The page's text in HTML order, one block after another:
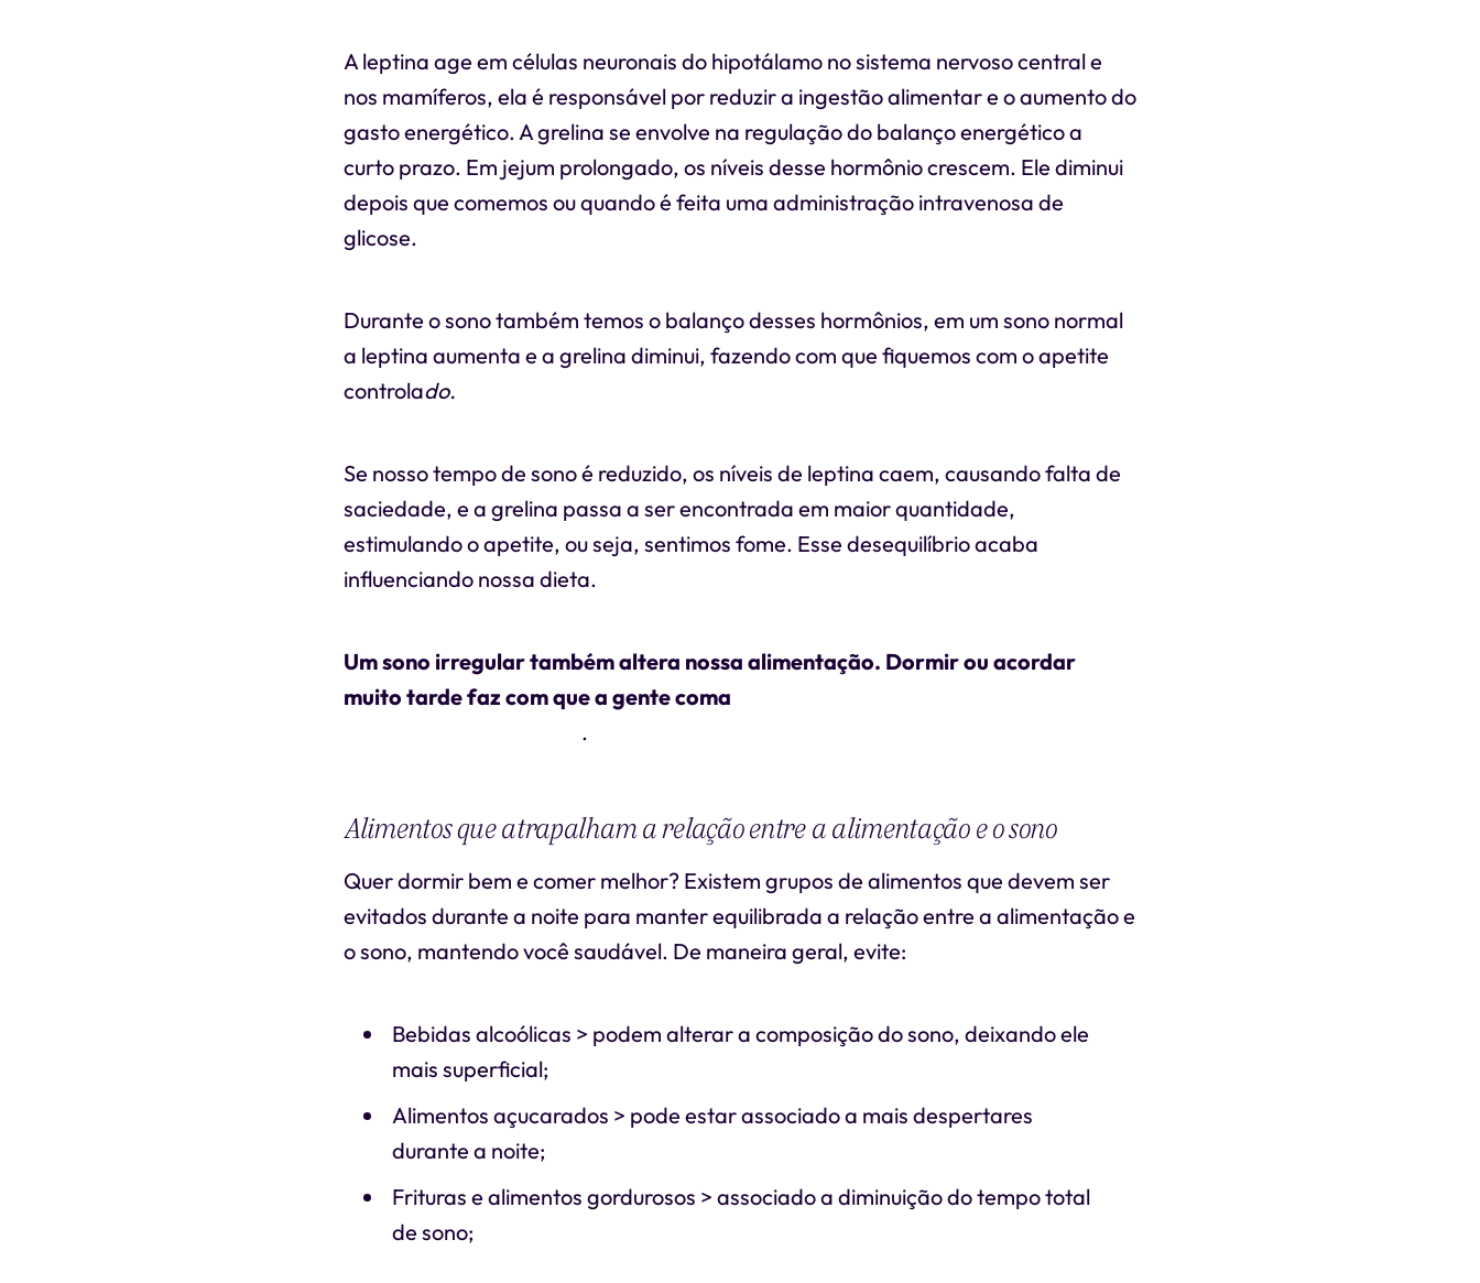
A leptina age em células neuronais do hipotálamo no sistema nervoso central e
nos mamíferos, ela é responsável por reduzir a ingestão alimentar e o aumento do
gasto energético. A grelina se envolve na regulação do balanço energético a
curto prazo. Em jejum prolongado, os níveis desse hormônio crescem. Ele diminui
depois que comemos ou quando é feita uma administração intravenosa de
glicose.
Durante o sono também temos o balanço desses hormônios, em um sono normal
a leptina aumenta e a grelina diminui, fazendo com que fiquemos com o apetite
controlado.
Se nosso tempo de sono é reduzido, os níveis de leptina caem, causando falta de
saciedade, e a grelina passa a ser encontrada em maior quantidade,
estimulando o apetite, ou seja, sentimos fome. Esse desequilíbrio acaba
influenciando nossa dieta.
Um sono irregular também altera nossa alimentação. Dormir ou acordar
muito tarde faz com que a gente coma
.
Alimentos que atrapalham a relação entre a alimentação e o sono
Quer dormir bem e comer melhor? Existem grupos de alimentos que devem ser
evitados durante a noite para manter equilibrada a relação entre a alimentação e
o sono, mantendo você saudável. De maneira geral, evite:
Bebidas alcoólicas > podem alterar a composição do sono, deixando ele
mais superficial;
Alimentos açucarados > pode estar associado a mais despertares
durante a noite;
Frituras e alimentos gordurosos > associado a diminuição do tempo total
de sono;